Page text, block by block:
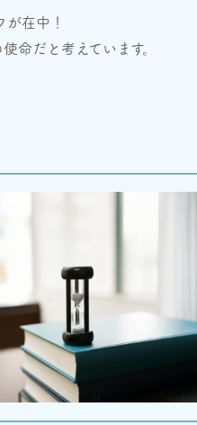
在中！
命だと考えています。